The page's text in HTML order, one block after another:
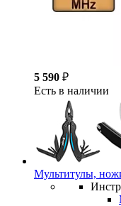
5 590 ₽
Есть в наличии
Мультитулы,